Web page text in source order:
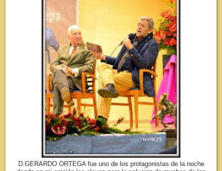
D.GERARDO ORTEGA fue uno de los protagonistas de la noche